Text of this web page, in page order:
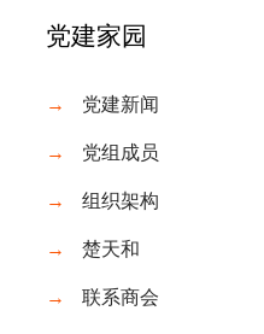
党建家园
→ 党建新闻
→ 党组成员
→ 组织架构
→ 楚天和
→ 联系商会